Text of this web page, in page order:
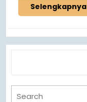
Selengkapnya